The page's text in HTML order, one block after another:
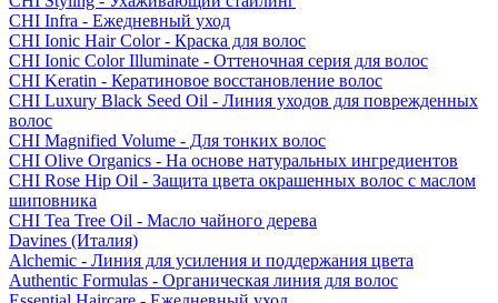
CHI Infra - Ежедневный уход
CHI Ionic Hair Color - Краска для волос
CHI Ionic Color Illuminate - Оттеночная серия для волос
CHI Keratin - Кератиновое восстановление волос
CHI Luxury Black Seed Oil - Линия уходов для поврежденных
волос
CHI Magnified Volume - Для тонких волос
CHI Olive Organics - На основе натуральных ингредиентов
CHI Rose Hip Oil - Защита цвета окрашенных волос с маслом
шиповника
CHI Tea Tree Oil - Масло чайного дерева
Davines (Италия)
Alchemic - Линия для усиления и поддержания цвета
Authentic Formulas - Органическая линия для волос